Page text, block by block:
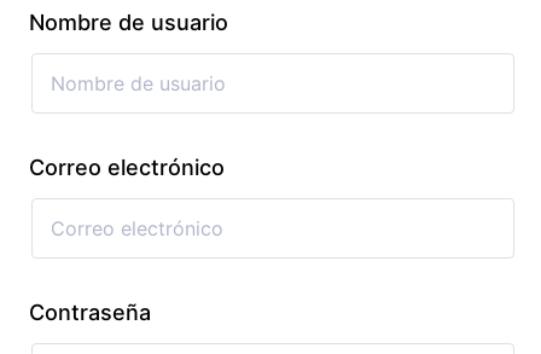
Nombre de usuario
Correo electrónico
Contraseña